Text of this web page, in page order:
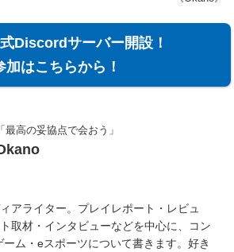
Discordサーバー開設！
加はこちらから！
「最高の妥協点で会おう」
アライター。プレイレポート・レビュ
取材・インタビューなどを中心に、コン
ーム・eスポーツについて書きます。好き